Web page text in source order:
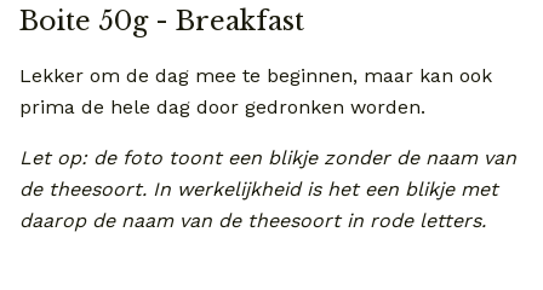
Boite 50g - Breakfast
Lekker om de dag mee te beginnen, maar kan ook
prima de hele dag door gedronken worden.
Let op: de foto toont een blikje zonder de naam van
de theesoort. In werkelijkheid is het een blikje met
daarop de naam van de theesoort in rode letters.